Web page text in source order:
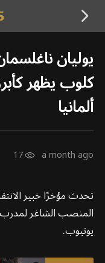
يوليان
كلوب يظهر
ألمانيا
a month ago
17
تحدث مؤخرًا خبير
المنصب الشاغر لمدرب
يوتيوب.